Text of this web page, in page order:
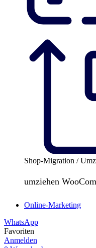
Shop-Migration /
umziehen
Online-Marketing
WhatsApp
Favoriten
Anmelden